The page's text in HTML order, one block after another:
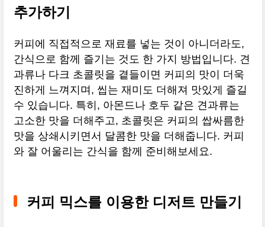
추가하기
커피에 직접적으로 재료를 넣는 것이 아니더라도,
간식으로 함께 즐기는 것도 한 가지 방법입니다. 견
과류나 다크 초콜릿을 곁들이면 커피의 맛이 더욱
진하게 느껴지며, 씹는 재미도 더해져 맛있게 즐길
수 있습니다. 특히, 아몬드나 호두 같은 견과류는
고소한 맛을 더해주고, 초콜릿은 커피의 쌉싸름한
맛을 상쇄시키면서 달콤한 맛을 더해줍니다. 커피
와 잘 어울리는 간식을 함께 준비해보세요.
커피 믹스를 이용한 디저트 만들기